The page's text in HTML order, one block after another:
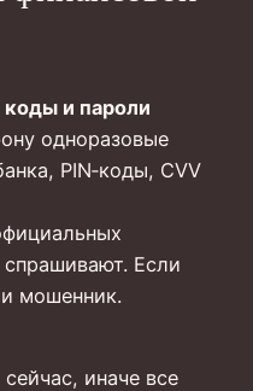
и пароли
одноразовые
PIN‑коды, CVV
Если
мошенник.
иначе все